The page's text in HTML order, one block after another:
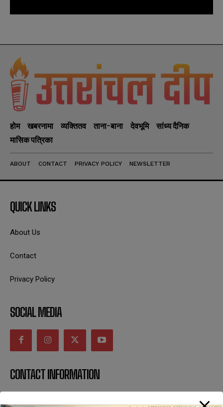
होम खबरनामा व्यक्तितव ताना-बाना देवभूमि
सांध्य दैनिक
मासिक पत्रिका
ABOUT CONTACT PRIVACY POLICY NEWSLETTER
QUICK LINKS
About Us
Contact
Privacy Policy
SOCIAL MEDIA
CONTACT INFORMATION